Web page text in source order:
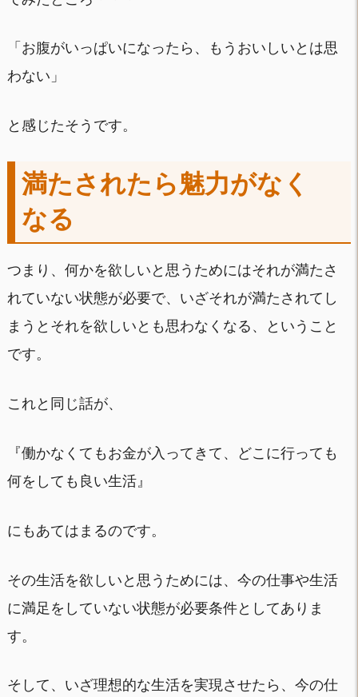
「お腹がいっぱいになったら、もうおいしいとは思
わない」
と感じたそうです。
満たされたら魅力がなく
なる
つまり、何かを欲しいと思うためにはそれが満たさ
れていない状態が必要で、いざそれが満たされてし
まうとそれを欲しいとも思わなくなる、ということ
です。
これと同じ話が、
『働かなくてもお金が入ってきて、どこに行っても
何をしても良い生活』
にもあてはまるのです。
その生活を欲しいと思うためには、今の仕事や生活
に満足をしていない状態が必要条件としてありま
す。
そして、いざ理想的な生活を実現させたら、今の仕